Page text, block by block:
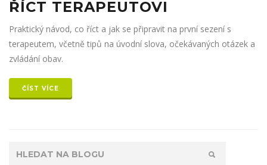
ŘÍCT TERAPEUTOVI
Praktický návod, co říct a jak se připravit na první sezení s
terapeutem, včetně tipů na úvodní slova, očekávaných otázek a
zvládání obav.
ČÍST VÍCE